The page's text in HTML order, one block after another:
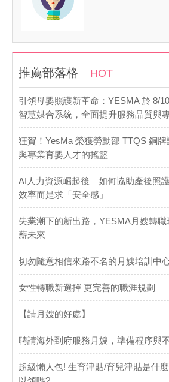
推薦部落格 HOT
引領母嬰照護新革命：YESMA 於 8/
智慧媒合系統，全面提升服務品質與
狂賀！YesMa 榮獲勞動部 TTQS 銅
與專業育嬰人才的搖籃
AI人力資源崛起後 如何協助產後照
效率而是求「安全感」
失業潮下的新出路，YESMA月嫂轉
薪未來
切勿隨意相信來路不名的月嫂培訓中
女性轉職新選擇 更完善的職涯規劃
【請月嫂的好處】
聘請海外到府服務月嫂，準備程序與
超級懶人包! 生育津貼/育兒津貼是什